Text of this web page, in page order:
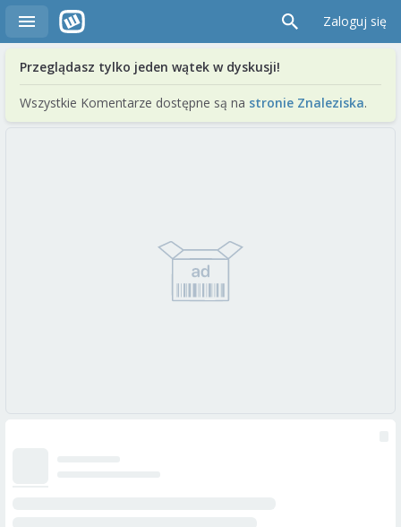
Zaloguj się
Przeglądasz tylko jeden wątek w dyskusji!
Wszystkie Komentarze dostępne są na stronie Znaleziska.